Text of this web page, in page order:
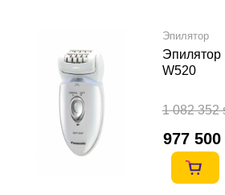
Эпилятор
Эпилятор
W520
1 082 352
977